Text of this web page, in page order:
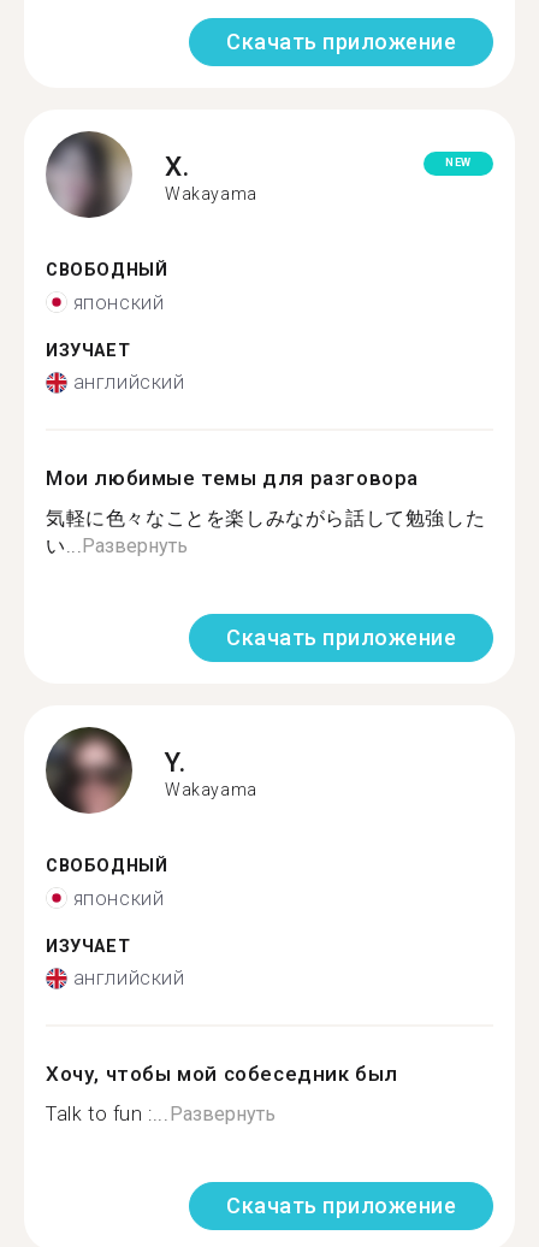
Скачать приложение
X.
Wakayama
NEW
СВОБОДНЫЙ
японский
ИЗУЧАЕТ
английский
Мои любимые темы для разговора
気軽に色々なことを楽しみながら話して勉強した
い...Развернуть
Скачать приложение
Y.
Wakayama
СВОБОДНЫЙ
японский
ИЗУЧАЕТ
английский
Хочу, чтобы мой собеседник был
Talk to fun :...Развернуть
Скачать приложение